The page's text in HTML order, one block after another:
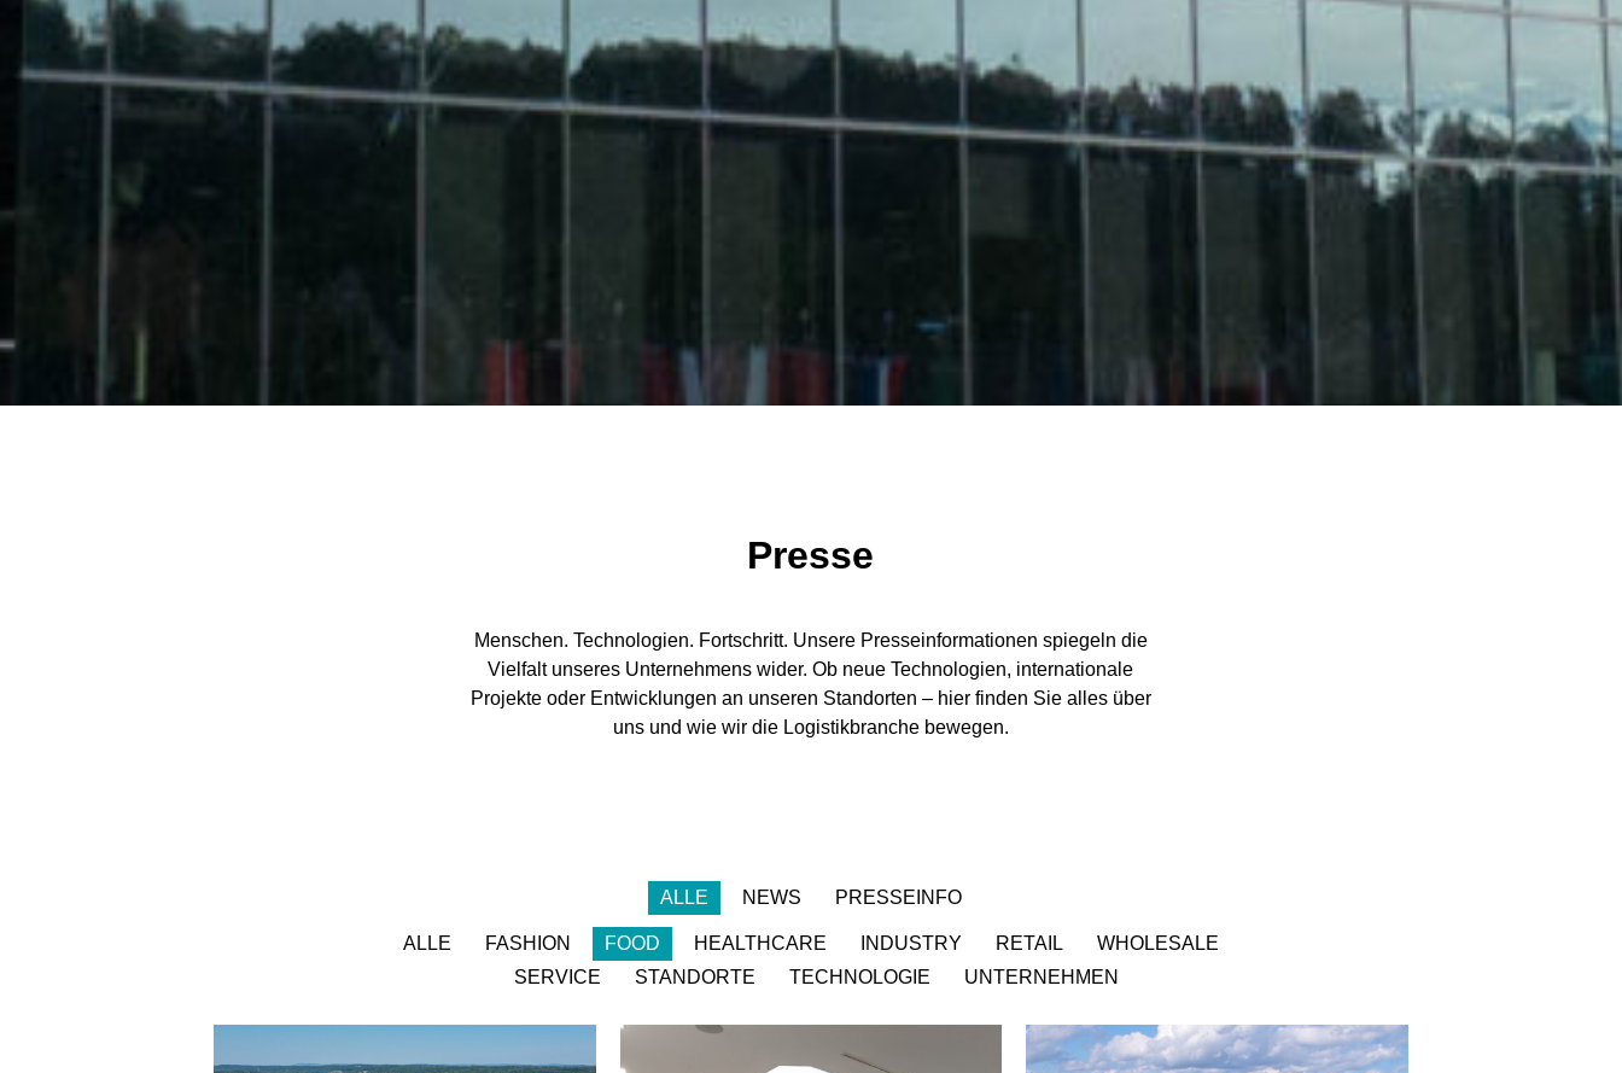
Presse
Menschen. Technologien. Fortschritt. Unsere Presseinformationen spiegeln die
Vielfalt unseres Unternehmens wider. Ob neue Technologien, internationale
Projekte oder Entwicklungen an unseren Standorten – hier finden Sie alles über
uns und wie wir die Logistikbranche bewegen.
ALLE NEWS PRESSEINFO
ALLE FASHION FOOD HEALTHCARE INDUSTRY RETAIL
WHOLESALE
SERVICE
STANDORTE TECHNOLOGIE UNTERNEHMEN